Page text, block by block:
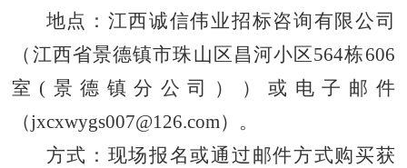
地点：江西诚信伟业招标咨询有限公司
（江西省景德镇市珠山区昌河小区564栋606
室(景德镇分公司））或电子邮件
（jxcxwygs007@126.com）。
方式：现场报名或通过邮件方式购买获